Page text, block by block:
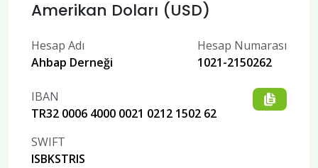
Amerikan Doları (USD)
Hesap Adı
Ahbap Derneği
Hesap Numarası
1021-2150262
IBAN
TR32 0006 4000 0021 0212 1502 62
SWIFT
ISBKSTRIS